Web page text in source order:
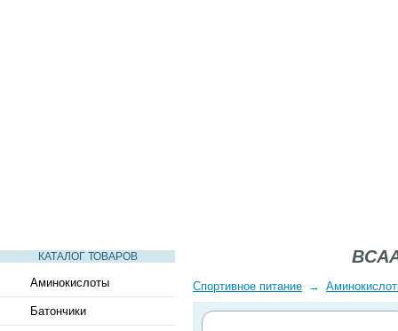
КАТАЛОГ ТОВАРОВ
Аминокислоты
Батончики
Спортивное питание →